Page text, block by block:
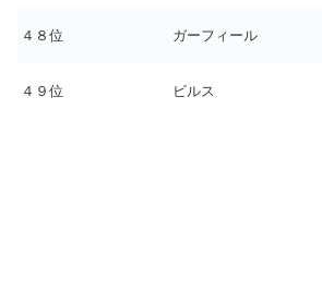
４８位 ガーフィール
４９位 ビルス